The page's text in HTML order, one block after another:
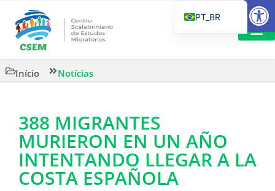
Início Notícias
388 MIGRANTES
MURIERON EN UN AÑO
INTENTANDO LLEGAR A LA
COSTA ESPAÑOLA
PT_BR
IT